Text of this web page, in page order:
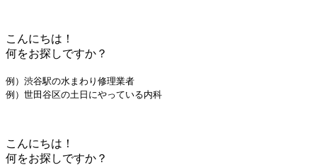
こんにちは！
何をお探しですか？
例）渋谷駅の水まわり修理業者
例）世田谷区の土日にやっている内科
こんにちは！
何をお探しですか？